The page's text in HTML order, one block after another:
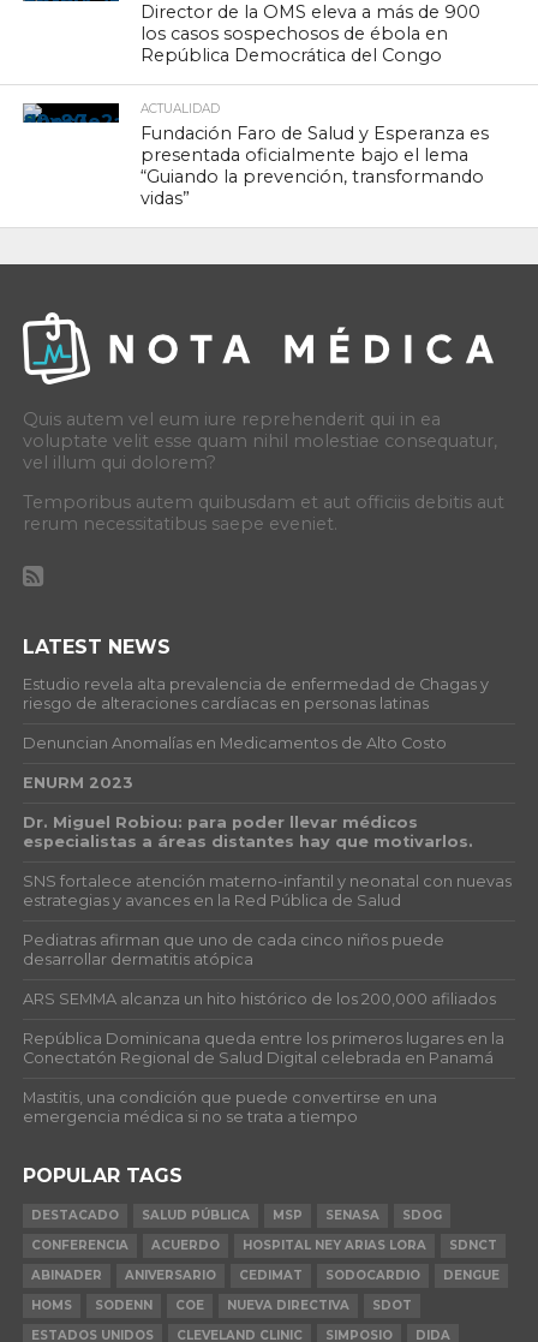
Director de la OMS eleva a más de 900
los casos sospechosos de ébola en
República Democrática del Congo
ACTUALIDAD
Fundación Faro de Salud y Esperanza es
presentada oficialmente bajo el lema
“Guiando la prevención, transformando
vidas”
Quis autem vel eum iure reprehenderit qui in ea
voluptate velit esse quam nihil molestiae consequatur,
vel illum qui dolorem?
Temporibus autem quibusdam et aut officiis debitis aut
rerum necessitatibus saepe eveniet.
LATEST NEWS
Estudio revela alta prevalencia de enfermedad de Chagas y
riesgo de alteraciones cardíacas en personas latinas
Denuncian Anomalías en Medicamentos de Alto Costo
ENURM 2023
Dr. Miguel Robiou: para poder llevar médicos
especialistas a áreas distantes hay que motivarlos.
SNS fortalece atención materno-infantil y neonatal con nuevas
estrategias y avances en la Red Pública de Salud
Pediatras afirman que uno de cada cinco niños puede
desarrollar dermatitis atópica
ARS SEMMA alcanza un hito histórico de los 200,000 afiliados
República Dominicana queda entre los primeros lugares en la
Conectatón Regional de Salud Digital celebrada en Panamá
Mastitis, una condición que puede convertirse en una
emergencia médica si no se trata a tiempo
POPULAR TAGS
DESTACADO SALUD PÚBLICA MSP SENASA
SDOG
CONFERENCIA
ACUERDO HOSPITAL NEY ARIAS LORA
SDNCT
ABINADER
ANIVERSARIO CEDIMAT SODOCARDIO
DENGUE
HOMS
SODENN COE NUEVA DIRECTIVA
SDOT
ESTADOS UNIDOS
CLEVELAND CLINIC SIMPOSIO DIDA